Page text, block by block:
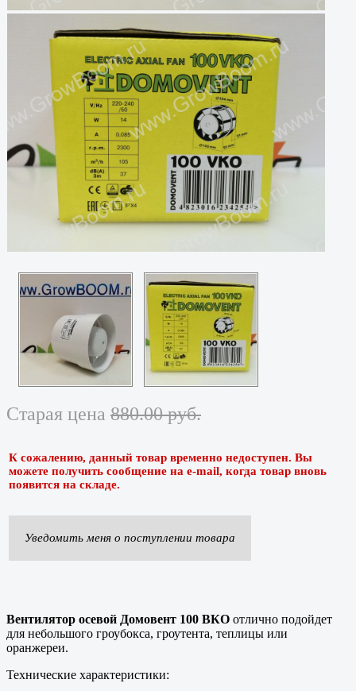
Старая цена 880.00 руб.
К сожалению, данный товар временно недоступен. Вы
можете получить сообщение на e-mail, когда товар вновь
появится на складе.
Уведомить меня о поступлении товара
Вентилятор осевой Домовент 100 ВКО отлично подойдет
для небольшого гроубокса, гроутента, теплицы или
оранжереи.
Технические характеристики: